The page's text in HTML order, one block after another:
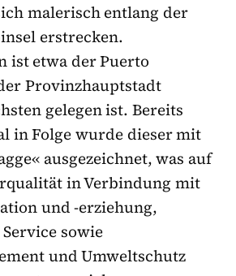
malerisch entlang der
erstrecken.
ist etwa der Puerto
Provinzhauptstadt
gelegen ist. Bereits
in Folge wurde dieser mit
ausgezeichnet, was auf
in Verbindung mit
und -erziehung,
sowie
und Umweltschutz